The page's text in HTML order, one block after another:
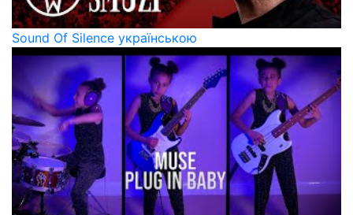
Sound Of Silence українською